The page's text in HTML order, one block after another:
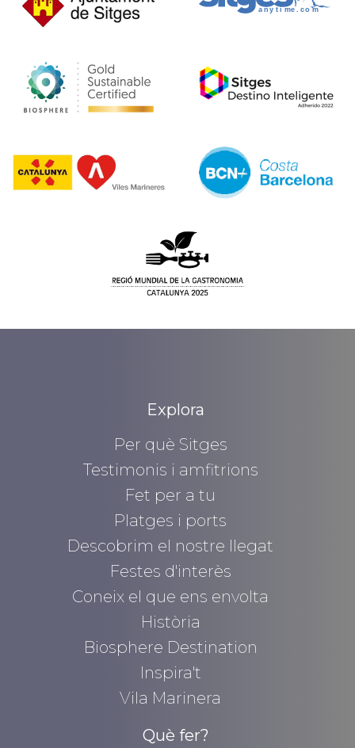
Explora
Per què Sitges
Testimonis i amfitrions
Fet per a tu
Platges i ports
Descobrim el nostre llegat
Festes d'interès
Coneix el que ens envolta
Història
Biosphere Destination
Inspira't
Vila Marinera
Què fer?